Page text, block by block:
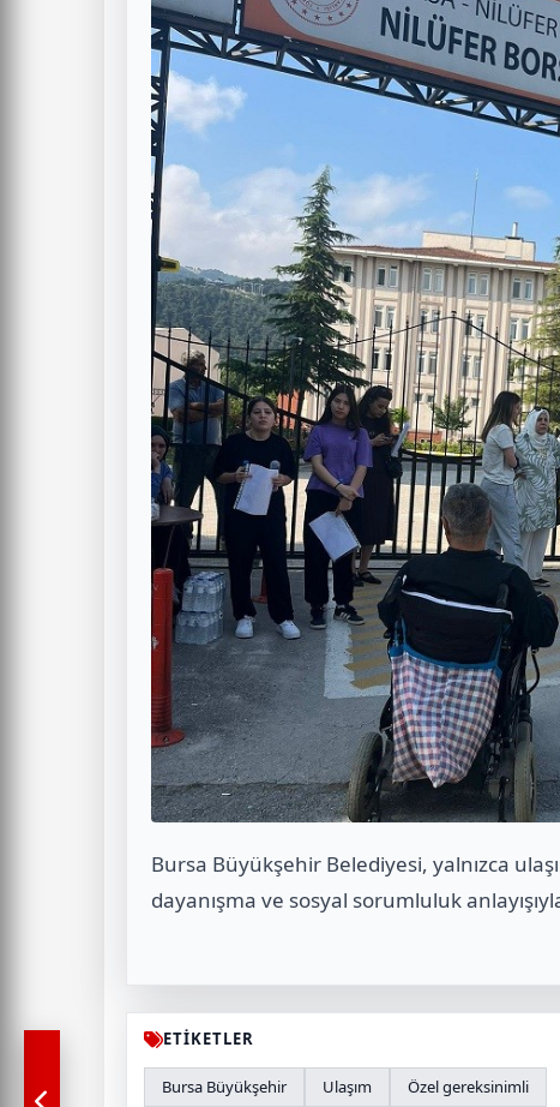
Bursa Büyükşehir Belediyesi, yalnızca
dayanışma ve sosyal sorumluluk
ETİKETLER
Bursa Büyükşehir Ulaşım Özel gereksinimli